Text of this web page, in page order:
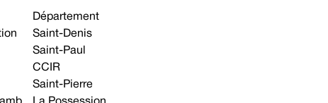
Département
Saint-Denis
Saint-Paul
CCIR
Saint-Pierre